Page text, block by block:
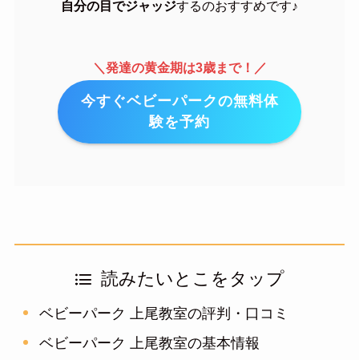
自分の目でジャッジするのおすすめです♪
＼発達の黄金期は3歳まで！／
今すぐベビーパークの無料体
験を予約
読みたいとこをタップ
ベビーパーク 上尾教室の評判・口コミ
ベビーパーク 上尾教室の基本情報